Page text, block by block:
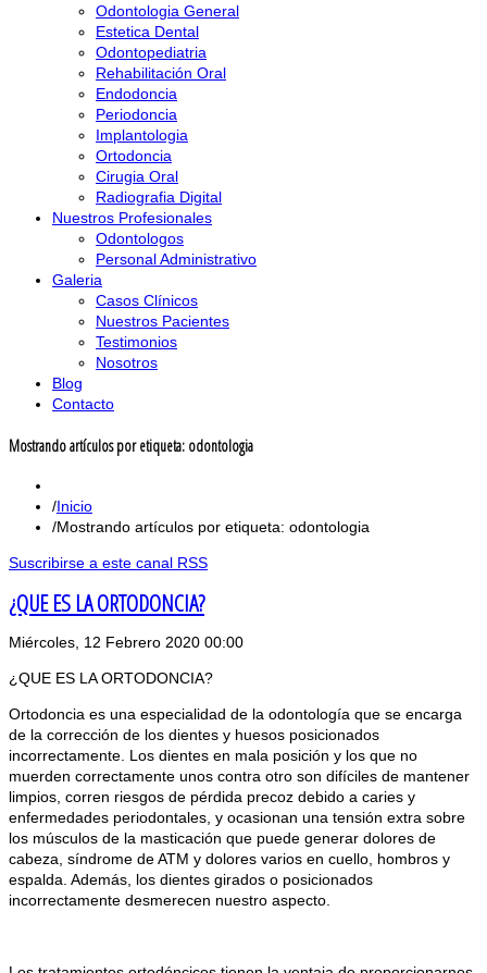
Odontologia General
Estetica Dental
Odontopediatria
Rehabilitación Oral
Endodoncia
Periodoncia
Implantologia
Ortodoncia
Cirugia Oral
Radiografia Digital
Nuestros Profesionales
Odontologos
Personal Administrativo
Galeria
Casos Clínicos
Nuestros Pacientes
Testimonios
Nosotros
Blog
Contacto
Mostrando artículos por etiqueta: odontologia
Inicio
Mostrando artículos por etiqueta: odontologia
Suscribirse a este canal RSS
¿QUE ES LA ORTODONCIA?
Miércoles, 12 Febrero 2020 00:00
¿QUE ES LA ORTODONCIA?
Ortodoncia es una especialidad de la odontología que se encarga
de la corrección de los dientes y huesos posicionados
incorrectamente. Los dientes en mala posición y los que no
muerden correctamente unos contra otro son difíciles de mantener
limpios, corren riesgos de pérdida precoz debido a caries y
enfermedades periodontales, y ocasionan una tensión extra sobre
los músculos de la masticación que puede generar dolores de
cabeza, síndrome de ATM y dolores varios en cuello, hombros y
espalda. Además, los dientes girados o posicionados
incorrectamente desmerecen nuestro aspecto.